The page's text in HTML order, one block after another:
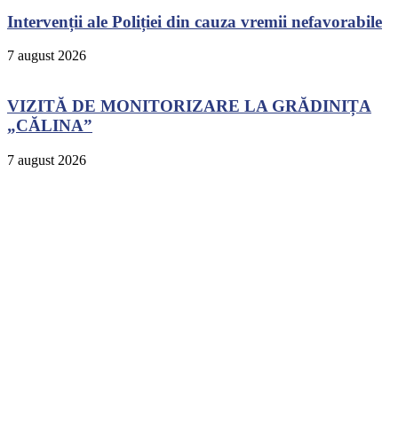
Intervenții ale Poliției din cauza vremii nefavorabile
7 august 2026
VIZITĂ DE MONITORIZARE LA GRĂDINIȚA
„CĂLINA”
7 august 2026